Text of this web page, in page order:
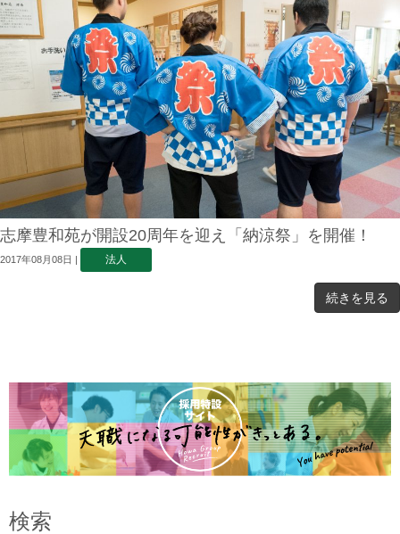
志摩豊和苑が開設20周年を迎え「納涼祭」を開催！
2017年08月08日 | 法人
続きを見る
検索